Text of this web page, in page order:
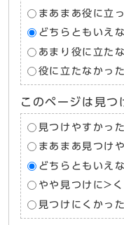
まあまあ役に立
どちらともいえ
あまり役に立た
役に立たなかった
このページは見つ
見つけやすかった
まあまあ見つけ
どちらともいえ
やや見つけに>
見つけにくかった